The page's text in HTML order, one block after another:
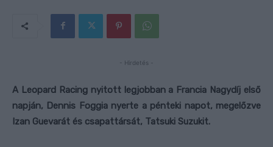
- Hirdetés -
A Leopard Racing nyitott legjobban a Francia Nagydíj első
napján, Dennis Foggia nyerte a pénteki napot, megelőzve
Izan Guevarát és csapattársát, Tatsuki Suzukit.